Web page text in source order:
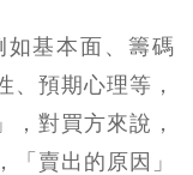
如基本面、籌碼
、預期心理等，
，對買方來說，
「賣出的原因」